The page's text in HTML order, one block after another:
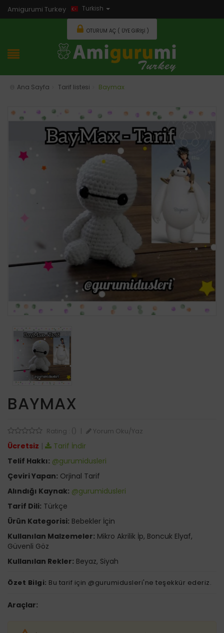
Amigurumi Turkey Turkish
OTURUM AÇ ( ÜYE GIRIŞI )
Ana Sayfa Tarif listesi Baymax
BAYMAX
Rating : () Yorum Oku/Yaz
Ücretsiz |
Tarif İndir
Telif Hakkı: @gurumidusleri
Çeviri Yapan: Orjinal Tarif
Alındığı Kaynak: @gurumidusleri
Tarif Dili: Türkçe
Ürün Kategorisi: Bebekler İçin
Kullanılan Malzemeler: Mikro Akrilik İp, Boncuk Elyaf,
Güvenli Göz
Kullanılan Rekler: Beyaz, Siyah
Özet Bilgi: Bu tarif için @gurumidusleri'ne teşekkür ederiz.
Araçlar: